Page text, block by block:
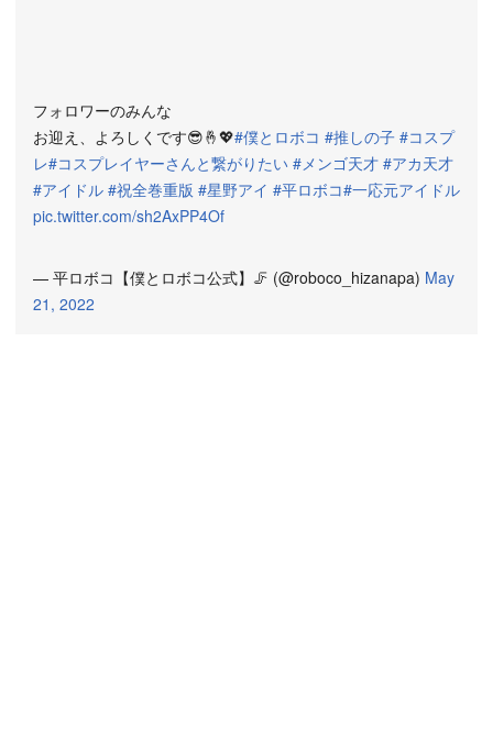
フォロワーのみんな
お迎え、よろしくです😎🤞💖#僕とロボコ #推しの子 #コスプ
レ#コスプレイヤーさんと繋がりたい #メンゴ天才 #アカ天才
#アイドル #祝全巻重版 #星野アイ #平ロボコ#一応元アイドル
pic.twitter.com/sh2AxPP4Of
— 平ロボコ【僕とロボコ公式】🦵 (@roboco_hizanapa) May
21, 2022